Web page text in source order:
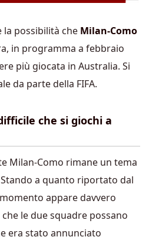
la possibilità che Milan-Como
in programma a febbraio
più giocata in Australia. Si
da parte della FIFA.
che si giochi a
Milan-Como rimane un tema
a quanto riportato dal
appare davvero
le due squadre possano
era stato annunciato